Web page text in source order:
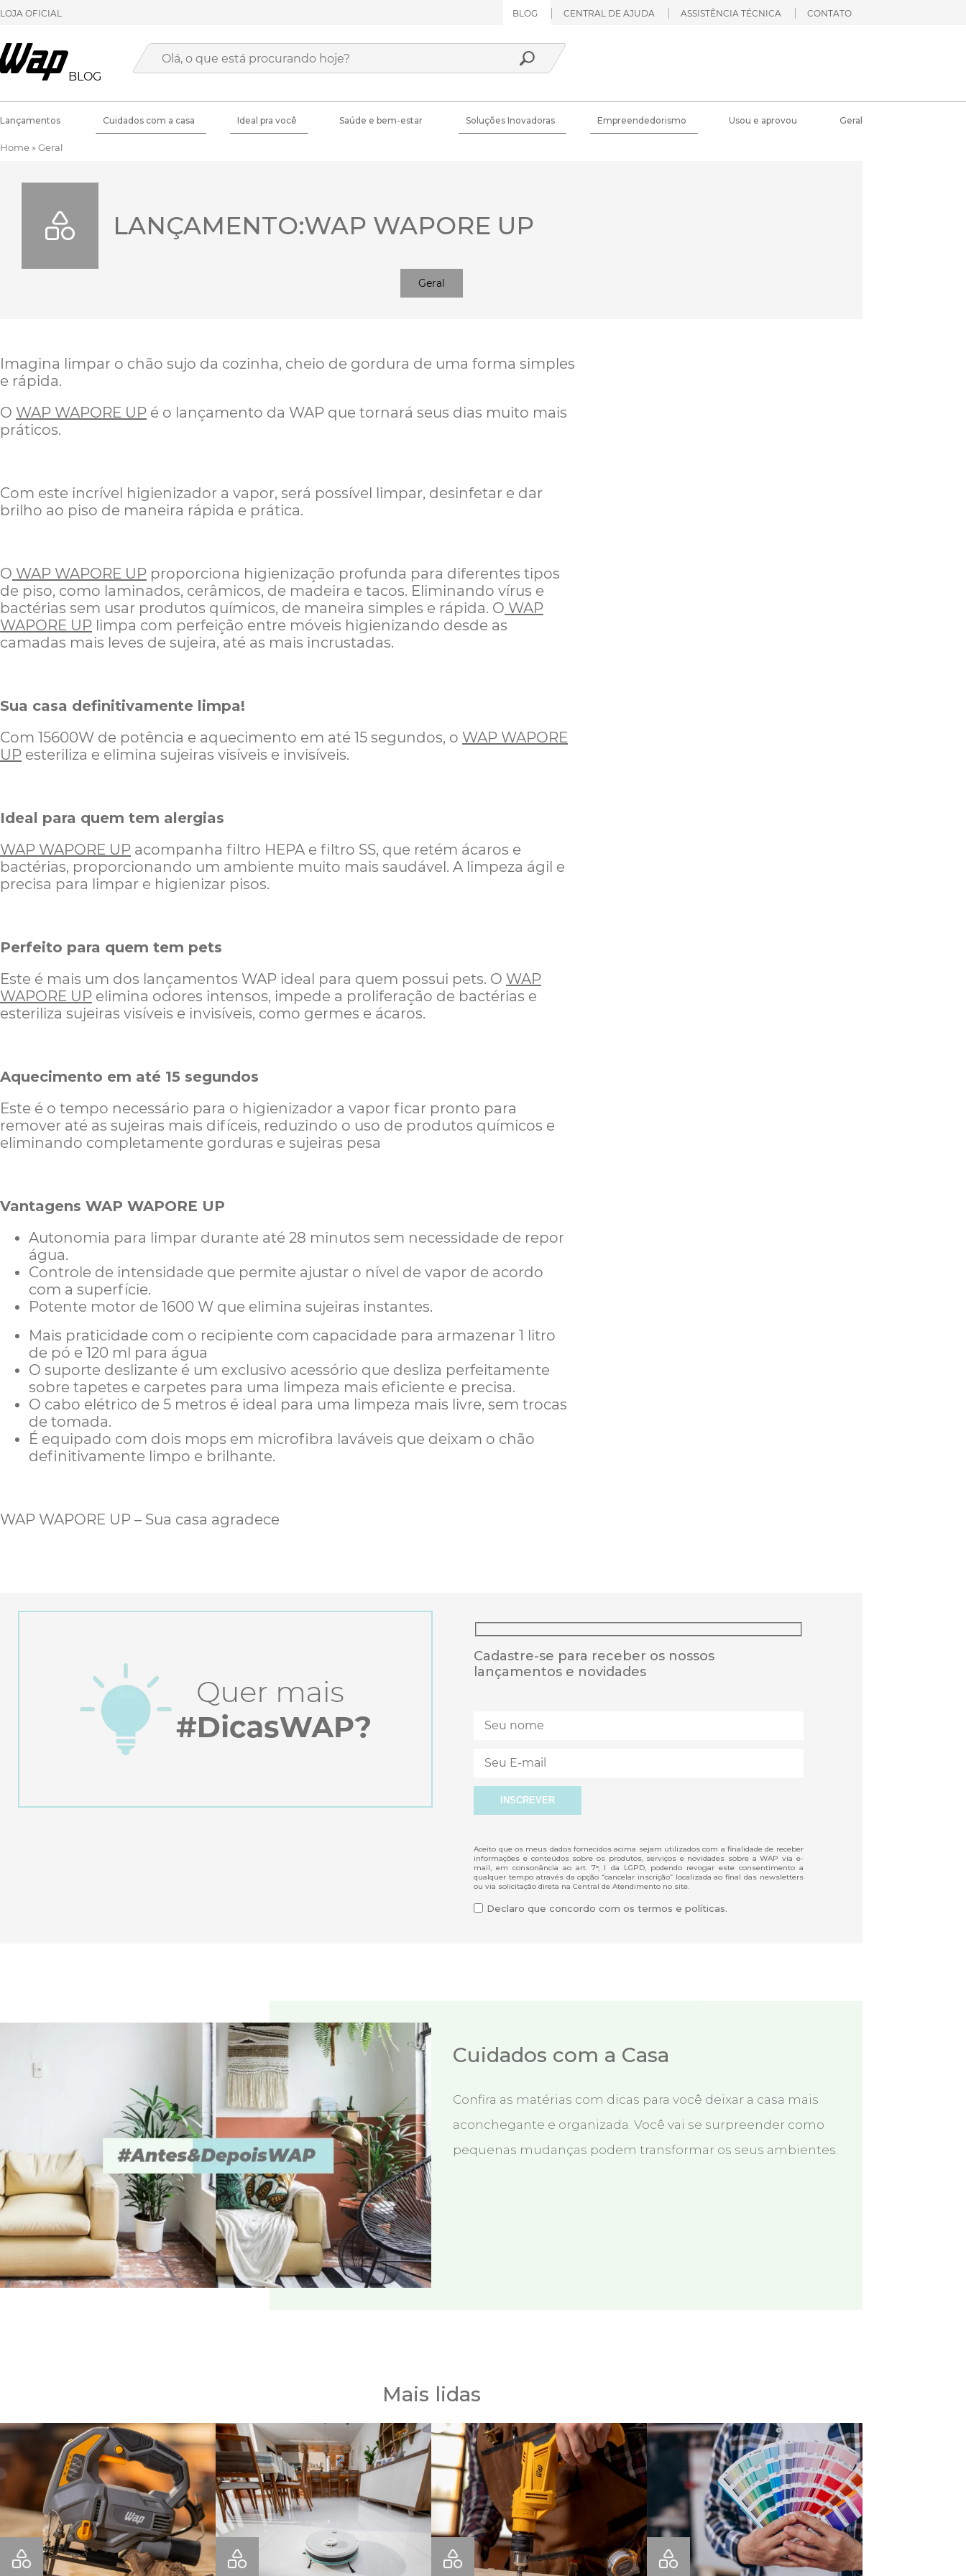
LOJA OFICIAL BLOG CENTRAL DE AJUDA ASSISTÊNCIA TÉCNICA CONTATO
BLOG
Lançamentos Cuidados com a casa Ideal pra você Saúde e bem-estar Soluções Inovadoras Empreendedorismo Usou e aprovou Geral
Home»Geral
LANÇAMENTO:WAP WAPORE UP
Geral
Imagina limpar o chão sujo da cozinha, cheio de gordura de uma forma simples
e rápida.
O WAP WAPORE UP é o lançamento da WAP que tornará seus dias muito mais
práticos.
Com este incrível higienizador a vapor, será possível limpar, desinfetar e dar
brilho ao piso de maneira rápida e prática.
O WAP WAPORE UP proporciona higienização profunda para diferentes tipos
de piso, como laminados, cerâmicos, de madeira e tacos. Eliminando vírus e
bactérias sem usar produtos químicos, de maneira simples e rápida. O WAP
WAPORE UP limpa com perfeição entre móveis higienizando desde as
camadas mais leves de sujeira, até as mais incrustadas.
Sua casa definitivamente limpa!
Com 15600W de potência e aquecimento em até 15 segundos, o WAP WAPORE
UP esteriliza e elimina sujeiras visíveis e invisíveis.
Ideal para quem tem alergias
WAP WAPORE UP acompanha filtro HEPA e filtro SS, que retém ácaros e
bactérias, proporcionando um ambiente muito mais saudável. ​A limpeza ágil e
precisa para limpar e higienizar pisos.
Perfeito para quem tem pets
Este é mais um dos lançamentos WAP ideal para quem possui pets. O WAP
WAPORE UP elimina odores intensos, impede a proliferação de bactérias e
esteriliza sujeiras visíveis e invisíveis, como germes e ácaros.
Aquecimento em até 15 segundos
Este é o tempo necessário para o higienizador a vapor ficar pronto para
remover até as sujeiras mais difíceis, reduzindo o uso de produtos químicos e
eliminando completamente gorduras e sujeiras pesa
Vantagens WAP WAPORE UP
Autonomia para limpar durante até 28 minutos sem necessidade de repor
água.
Controle de intensidade que permite ajustar o nível de vapor de acordo
com a superfície.
Potente motor de 1600 W que elimina sujeiras instantes.
Mais praticidade com o recipiente com capacidade para armazenar 1 litro
de pó e 120 ml para água
O suporte deslizante é um exclusivo acessório que desliza perfeitamente
sobre tapetes e carpetes para uma limpeza mais eficiente e precisa.
O cabo elétrico de 5 metros é ideal para uma limpeza mais livre, sem trocas
de tomada.
É equipado com dois mops em microfibra laváveis que deixam o chão
definitivamente limpo e brilhante.
WAP WAPORE UP – Sua casa agradece
Cadastre-se para receber os nossos
lançamentos e novidades
Aceito que os meus dados fornecidos acima sejam utilizados com a finalidade de receber
informações e conteúdos sobre os produtos, serviços e novidades sobre a WAP via e-
mail, em consonância ao art. 7°, I da LGPD, podendo revogar este consentimento a
qualquer tempo através da opção “cancelar inscrição” localizada ao final das newsletters
ou via solicitação direta na Central de Atendimento no site.
Declaro que concordo com os termos e políticas.
Cuidados com a Casa
Confira as matérias com dicas para você deixar a casa mais
aconchegante e organizada. Você vai se surpreender como
pequenas mudanças podem transformar os seus ambientes.
Mais lidas